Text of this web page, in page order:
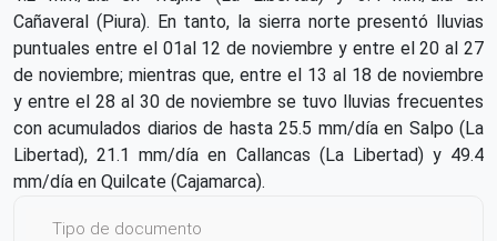
Cañaveral (Piura). En tanto, la sierra norte presentó lluvias
puntuales entre el 01al 12 de noviembre y entre el 20 al 27
de noviembre; mientras que, entre el 13 al 18 de noviembre
y entre el 28 al 30 de noviembre se tuvo lluvias frecuentes
con acumulados diarios de hasta 25.5 mm/día en Salpo (La
Libertad), 21.1 mm/día en Callancas (La Libertad) y 49.4
mm/día en Quilcate (Cajamarca).
Tipo de documento